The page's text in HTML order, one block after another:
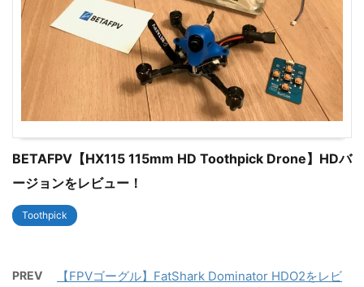
BETAFPV【HX115 115mm HD Toothpick Drone】HDバ
ージョンをレビュー！
Toothpick
PREV
【FPVゴーグル】FatShark Dominator HDO2をレビ